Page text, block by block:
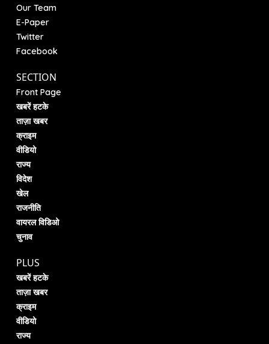
Our Team
E-Paper
Twitter
Facebook
SECTION
Front Page
खबरें हटके
ताज़ा खबर
क्राइम
वीडियो
राज्य
विदेश
खेल
राजनीति
वायरल विडिओ
चुनाव
PLUS
खबरें हटके
ताज़ा खबर
क्राइम
वीडियो
राज्य